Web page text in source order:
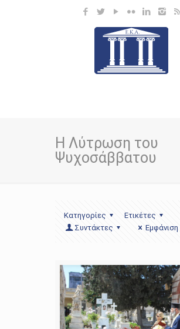
Η Λύτρωση του
Ψυχοσάββατου
Κατηγορίες
Ετικέτες
Συντάκτες